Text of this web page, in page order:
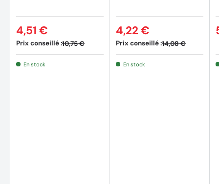
Prix conseillé :10,75 €
4,51 €
En stock
Prix conseillé :14,08 €
4,22 €
En stock